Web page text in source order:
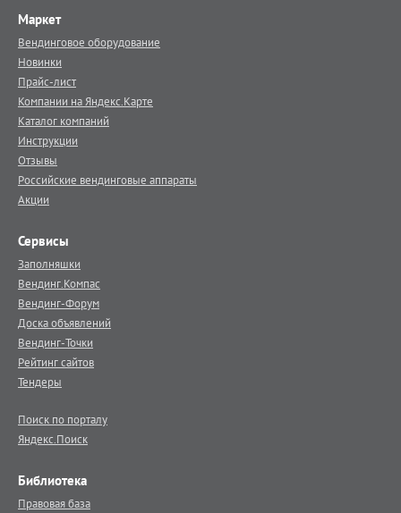
Маркет
Вендинговое оборудование
Новинки
Прайс-лист
Компании на Яндекс.Карте
Каталог компаний
Инструкции
Отзывы
Российские вендинговые аппараты
Акции
Сервисы
Заполняшки
Вендинг.Компас
Вендинг-Форум
Доска объявлений
Вендинг-Точки
Рейтинг сайтов
Тендеры
Поиск по порталу
Яндекс.Поиск
Библиотека
Правовая база